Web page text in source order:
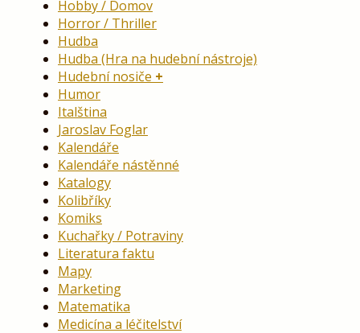
Hobby / Domov
Horror / Thriller
Hudba
Hudba (Hra na hudební nástroje)
Hudební nosiče
Humor
Italština
Jaroslav Foglar
Kalendáře
Kalendáře nástěnné
Katalogy
Kolibříky
Komiks
Kuchařky / Potraviny
Literatura faktu
Mapy
Marketing
Matematika
Medicína a léčitelství